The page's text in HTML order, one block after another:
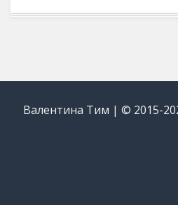
Валентина Тим | © 2015-